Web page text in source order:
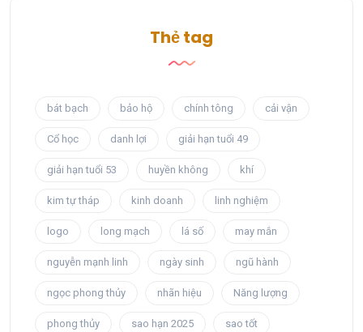
Thẻ tag
bát bạch bảo hộ chính tông cải vận
Cổ học danh lợi giải hạn tuổi 49
giải hạn tuổi 53 huyền không khí
kim tự tháp kinh doanh linh nghiệm
logo long mạch lá số may mắn
nguyễn mạnh linh ngày sinh ngũ hành
ngọc phong thủy nhãn hiệu Năng lượng
phong thủy sao hạn 2025 sao tốt